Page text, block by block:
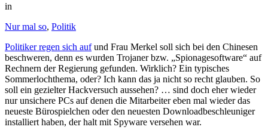
in
Nur mal so, Politik
Politiker regen sich aufund Frau Merkel soll sich bei den Chinesen
beschweren, denn es wurden Trojaner bzw. „Spionagesoftware“ auf
Rechnern der Regierung gefunden. Wirklich? Ein typisches
Sommerlochthema, oder? Ich kann das ja nicht so recht glauben. So
soll ein gezielter Hackversuch aussehen? … sind doch eher wieder
nur unsichere PCs auf denen die Mitarbeiter eben mal wieder das
neueste Bürospielchen oder den neuesten Downloadbeschleuniger
installiert haben, der halt mit Spyware versehen war.